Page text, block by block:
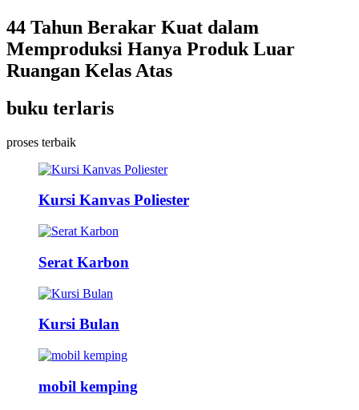
44 Tahun Berakar Kuat dalam
Memproduksi Hanya Produk Luar
Ruangan Kelas Atas
buku terlaris
proses terbaik
Kursi Kanvas Poliester
Serat Karbon
Kursi Bulan
mobil kemping